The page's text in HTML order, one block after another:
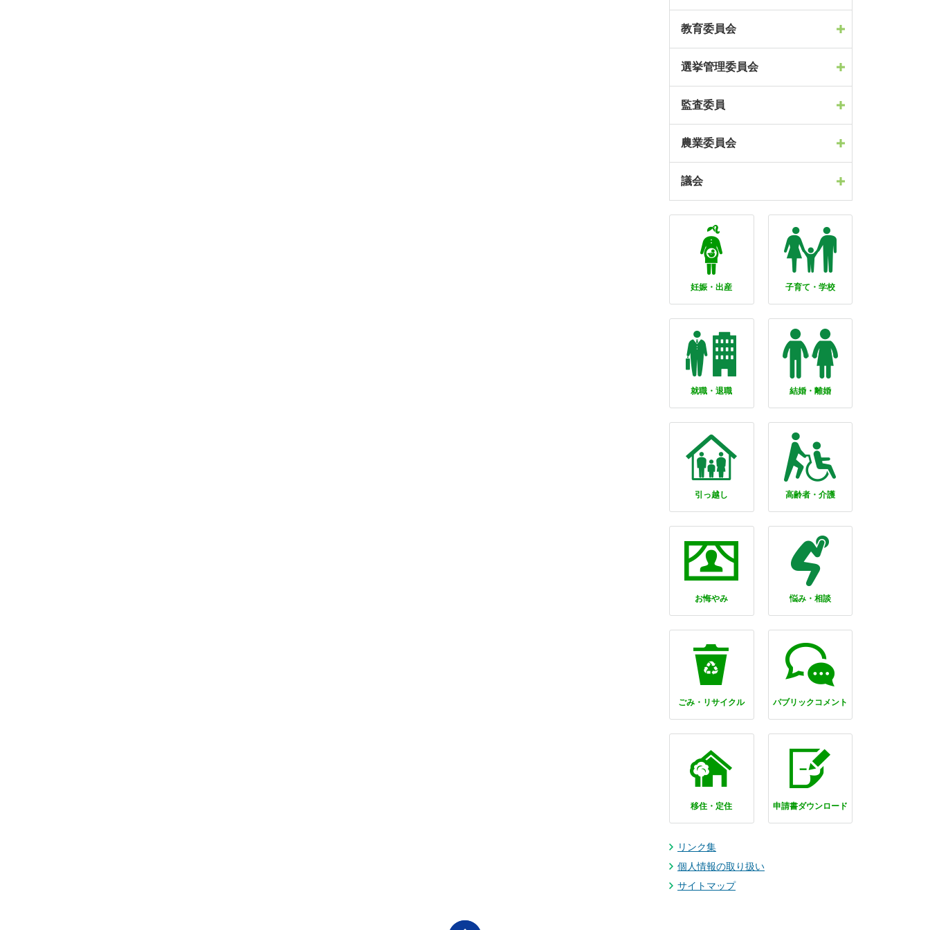
教育委員会
選挙管理委員会
監査委員
農業委員会
議会
妊娠・出産 子育て・学校
就職・退職 結婚・離婚
引っ越し 高齢者・介護
お悔やみ 悩み・相談
ごみ・リサイクル パブリックコメント
移住・定住 申請書ダウンロード
リンク集
個人情報の取り扱い
サイトマップ